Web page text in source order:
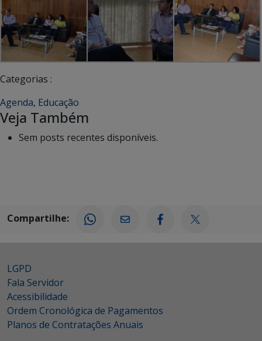
Categorias :
Agenda, Educação
Veja Também
Sem posts recentes disponíveis.
Compartilhe:
LGPD
Fala Servidor
Acessibilidade
Ordem Cronológica de Pagamentos
Planos de Contratações Anuais